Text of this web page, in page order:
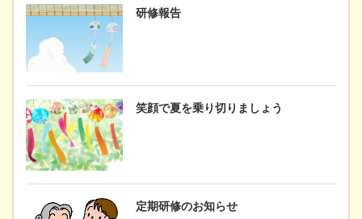
研修報告
笑顔で夏を乗り切りましょう
定期研修のお知らせ